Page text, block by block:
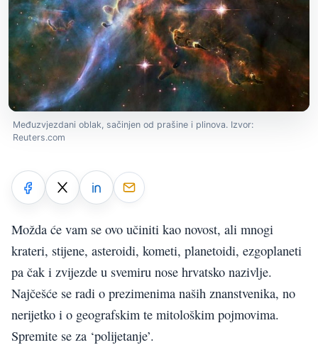
Međuzvjezdani oblak, sačinjen od prašine i plinova. Izvor:
Reuters.com
Možda će vam se ovo učiniti kao novost, ali mnogi
krateri, stijene, asteroidi, kometi, planetoidi, ezgoplaneti
pa čak i zvijezde u svemiru nose hrvatsko nazivlje.
Najčešće se radi o prezimenima naših znanstvenika, no
nerijetko i o geografskim te mitološkim pojmovima.
Spremite se za ‘polijetanje’.